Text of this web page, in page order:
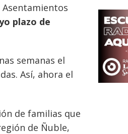
Asentamientos
plazo de
semanas el
Así, ahora el
de familias que
de Ñuble,